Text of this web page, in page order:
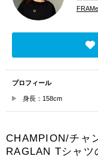
プロフィール
身長：158cm
CHAMPION/チャ
RAGLAN Tシャツ